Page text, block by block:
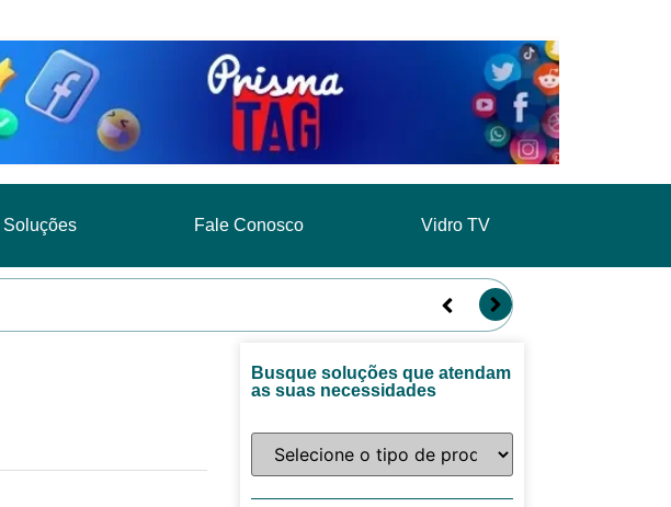
Soluções Fale Conosco Vidro TV
Busque soluções que atendam
as suas necessidades